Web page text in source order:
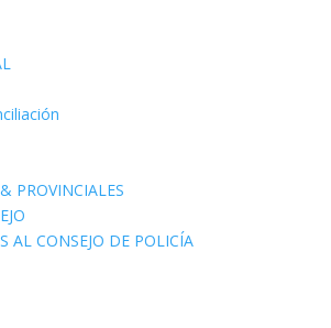
PROVINCIALES
AL CONSEJO DE POLICÍA